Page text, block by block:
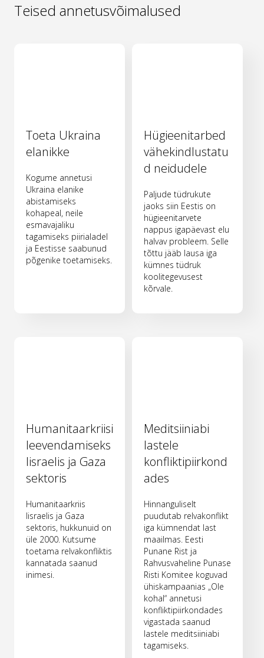
Teised annetusvõimalused
Toeta Ukraina
elanikke
Kogume annetusi
Ukraina elanike
abistamiseks
kohapeal, neile
esmavajaliku
tagamiseks piirialadel
ja Eestisse saabunud
põgenike toetamiseks.
Hügieenitarbed
vähekindlustatu
d neidudele
Paljude tüdrukute
jaoks siin Eestis on
hügieenitarvete
nappus igapäevast elu
halvav probleem. Selle
tõttu jääb lausa iga
kümnes tüdruk
koolitegevusest
kõrvale.
Humanitaarkriisi
leevendamiseks
Iisraelis ja Gaza
sektoris
Humanitaarkriis
Iisraelis ja Gaza
sektoris, hukkunuid on
üle 2000. Kutsume
toetama relvakonfliktis
kannatada saanud
inimesi.
Meditsiiniabi
lastele
konfliktipiirkond
ades
Hinnanguliselt
puudutab relvakonflikt
iga kümnendat last
maailmas. Eesti
Punane Rist ja
Rahvusvaheline Punase
Risti Komitee koguvad
ühiskampaanias „Ole
kohal“ annetusi
konfliktipiirkondades
vigastada saanud
lastele meditsiiniabi
tagamiseks.